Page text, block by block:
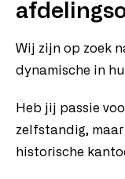
Wij zijn op zoek
dynamische in
Heb jij passie
zelfstandig,
historische